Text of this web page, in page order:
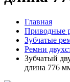
Главная
Приводные
Зубчатые
Ремни
Зубчатый
длина 776